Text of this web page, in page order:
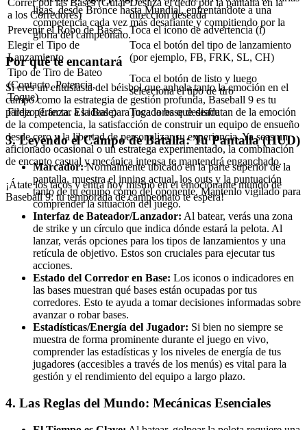
ligas, desde Bronce hasta Mundial, enfrentándote a una
competencia cada vez más desafiante y compitiendo por la
gloria del campeonato.
Por qué te encantará
Si eres un entusiasta del béisbol que anhela tanto la emoción en el
campo como la estrategia de gestión profunda, Baseball 9 es tu
pareja perfecta. Es ideal para jugadores que disfrutan de la emoción
de la competencia, la satisfacción de construir un equipo de ensueño
desde cero y la libertad de personalizar su experiencia. Ya seas un
aficionado ocasional o un estratega experimentado, la combinación
de encanto casual y mecánica intensa te mantendrá enganchado.
¡Átate los tacos y entra hoy mismo en el emocionante mundo de
Baseball 9: tu temporada de campeonato te espera!
a los Corredores)
dirección deseada
Prevenir el Robo de Bases
Toca el icono de advertencia (i)
Elegir el Tipo de
Lanzamiento
Toca el botón del tipo de lanzamiento
(por ejemplo, FB, FRK, SL, CH)
Tipo de Tiro de Bateo
(Contacto, Potencia,
Toque)
Toca el botón de listo y luego
selecciona el tipo de tiro
Fildeo (Lanzar a la Base)
Toca la base deseada
3. Leyendo el Campo de Batalla: Tu Pantalla (HUD)
Marcador:Normalmente ubicado en la parte superior de la
pantalla, muestra el inning actual, los outs y la puntuación
tanto de tu equipo como del oponente. Mantenlo vigilado para
comprender la situación del juego.
Interfaz de Bateador/Lanzador: Al batear, verás una zona
de strike y un círculo que indica dónde estará la pelota. Al
lanzar, verás opciones para los tipos de lanzamientos y una
retícula de objetivo. Estos son cruciales para ejecutar tus
acciones.
Estado del Corredor en Base: Los iconos o indicadores en
las bases muestran qué bases están ocupadas por tus
corredores. Esto te ayuda a tomar decisiones informadas sobre
avanzar o robar bases.
Estadísticas/Energía del Jugador: Si bien no siempre se
muestra de forma prominente durante el juego en vivo,
comprender las estadísticas y los niveles de energía de tus
jugadores (accesibles a través de los menús) es vital para la
gestión y el rendimiento del equipo a largo plazo.
4. Las Reglas del Mundo: Mecánicas Esenciales